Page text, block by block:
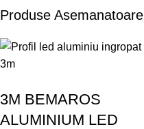
Produse Asemanatoare
3M BEMAROS
ALUMINIUM LED